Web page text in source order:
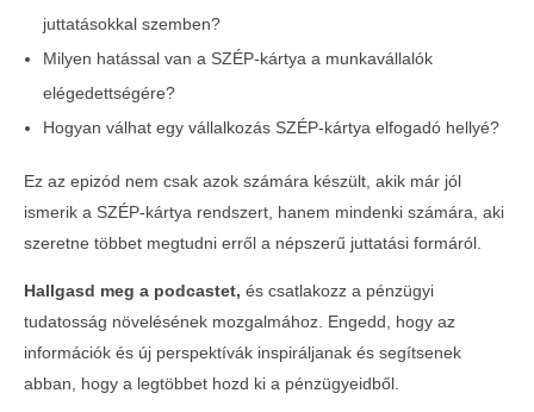
juttatásokkal szemben?
Milyen hatással van a SZÉP-kártya a munkavállalók
elégedettségére?
Hogyan válhat egy vállalkozás SZÉP-kártya elfogadó hellyé?
Ez az epizód nem csak azok számára készült, akik már jól
ismerik a SZÉP-kártya rendszert, hanem mindenki számára, aki
szeretne többet megtudni erről a népszerű juttatási formáról.
Hallgasd meg a podcastet, és csatlakozz a pénzügyi
tudatosság növelésének mozgalmához. Engedd, hogy az
információk és új perspektívák inspiráljanak és segítsenek
abban, hogy a legtöbbet hozd ki a pénzügyeidből.